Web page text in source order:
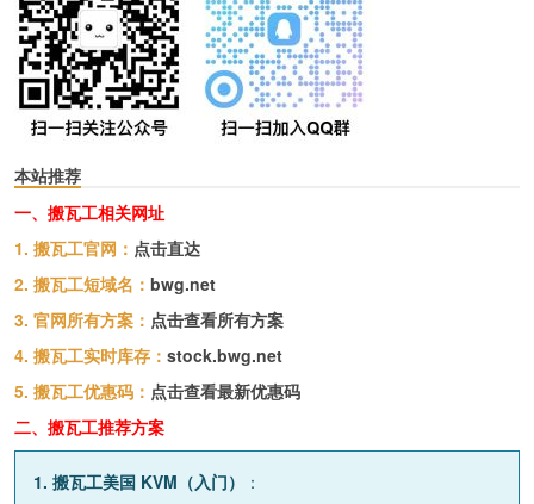
本站推荐
一、搬瓦工相关网址
1. 搬瓦工官网： 点击直达
2. 搬瓦工短域名： bwg.net
3. 官网所有方案： 点击查看所有方案
4. 搬瓦工实时库存： stock.bwg.net
5. 搬瓦工优惠码： 点击查看最新优惠码
二、搬瓦工推荐方案
1. 搬瓦工美国 KVM（入门） ：